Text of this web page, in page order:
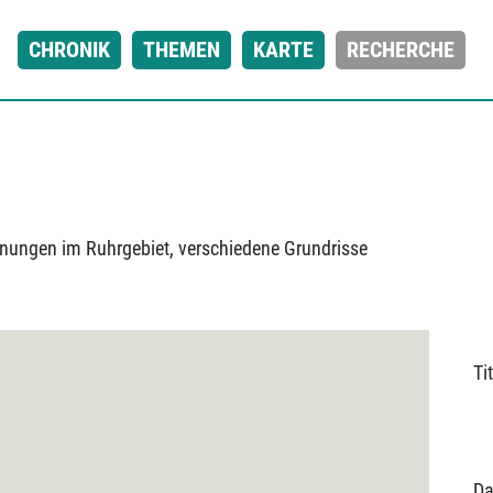
CHRONIK THEMEN KARTE RECHERCHE
im Ruhrgebiet, verschiedene Grundrisse